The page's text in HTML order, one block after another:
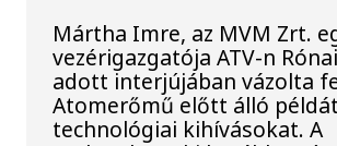
Mártha Imre, az MVM Zrt.
vezérigazgatója ATV-n
adott interjújában vázolta
Atomerőmű előtt álló
technológiai kihívásokat. A